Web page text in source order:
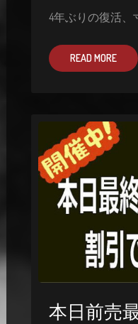
4年ぶりの復活、
READ MORE
本日前売